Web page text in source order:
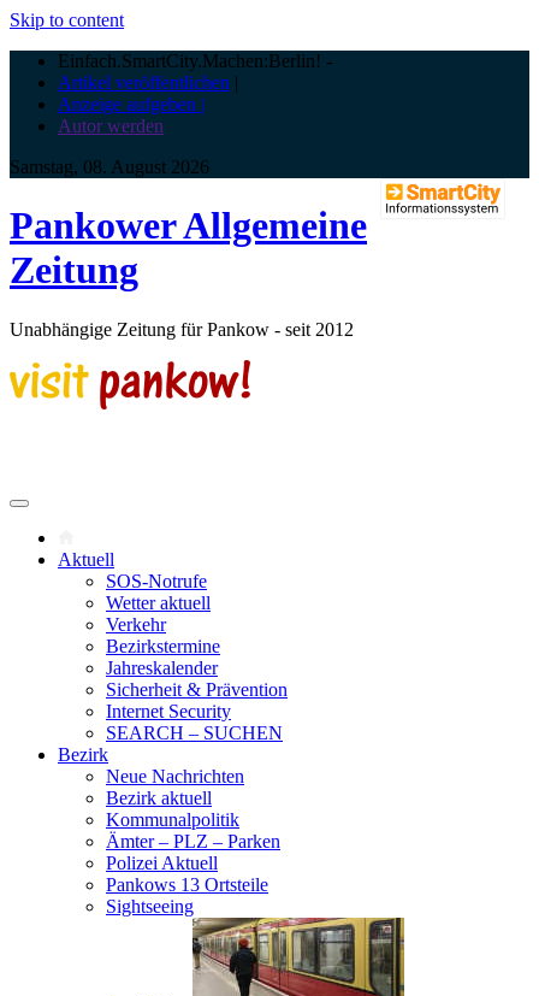
Skip to content
Einfach.SmartCity.Machen:Berlin! -
Artikel veröffentlichen |
Anzeige aufgeben |
Autor werden
Samstag, 08. August 2026
Pankower Allgemeine
Zeitung
Unabhängige Zeitung für Pankow - seit 2012
Aktuell
SOS-Notrufe
Wetter aktuell
Verkehr
Bezirkstermine
Jahreskalender
Sicherheit & Prävention
Internet Security
SEARCH – SUCHEN
Bezirk
Neue Nachrichten
Bezirk aktuell
Kommunalpolitik
Ämter – PLZ – Parken
Polizei Aktuell
Pankows 13 Ortsteile
Sightseeing